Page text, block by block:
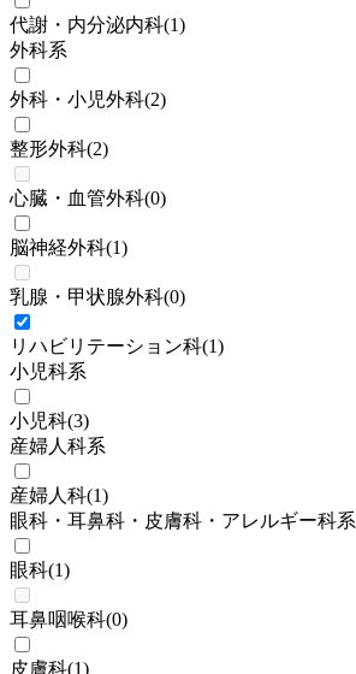
代謝・内分泌内科(1)
外科系
外科・小児外科(2)
整形外科(2)
心臓・血管外科(0)
脳神経外科(1)
乳腺・甲状腺外科(0)
リハビリテーション科(1)
小児科系
小児科(3)
産婦人科系
産婦人科(1)
眼科・耳鼻科・皮膚科・アレルギー科系
眼科(1)
耳鼻咽喉科(0)
皮膚科(1)